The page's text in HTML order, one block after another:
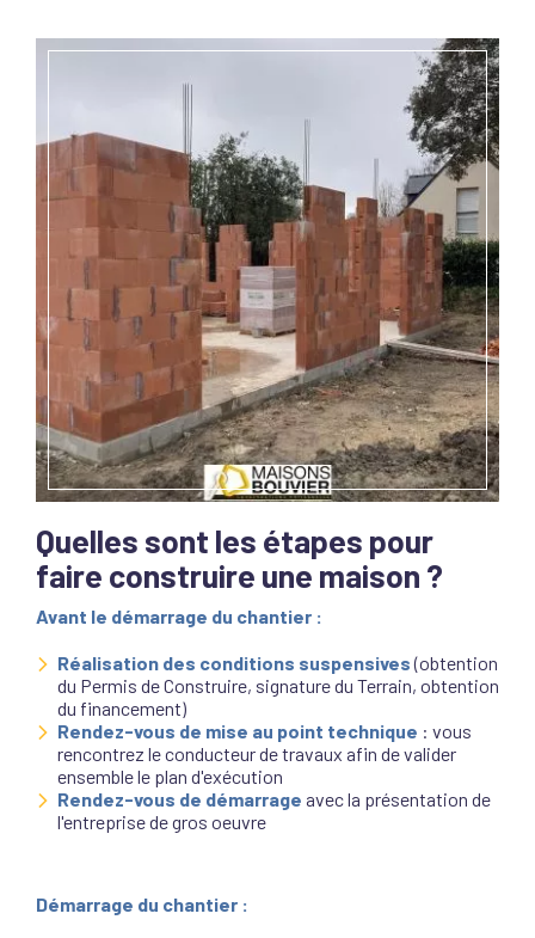
Quelles sont les étapes pour
faire construire une maison ?
Avant le démarrage du chantier :
Réalisation des conditions suspensives(obtention
du Permis de Construire, signature du Terrain, obtention
du financement)
Rendez-vous de mise au point technique : vous
rencontrez le conducteur de travaux afin de valider
ensemble le plan d'exécution
Rendez-vous de démarrage avec la présentation de
l'entreprise de gros oeuvre
Démarrage du chantier :